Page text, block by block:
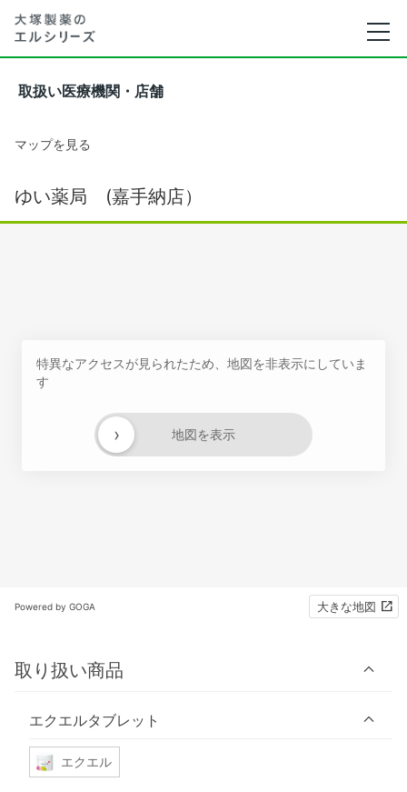
取扱い医療機関・店舗
マップを見る
ゆい薬局 (嘉手納店）
特異なアクセスが見られたため、地図を非表示にしていま
す
地図を表示
›
Powered by GOGA 大きな地図
取り扱い商品
エクエルタブレット
エクエル